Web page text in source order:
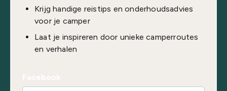
Krijg handige reistips en onderhoudsadvies
voor je camper
Laat je inspireren door unieke camperroutes
en verhalen